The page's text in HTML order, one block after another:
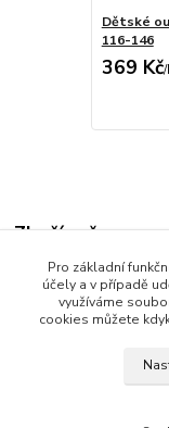
Dětské
116-146
369 Kč/
Zboží zařazeno
Dětské oblečení
Dětské kalhoty
Pro základní
účely a v případě
využíváme
cookies můžete